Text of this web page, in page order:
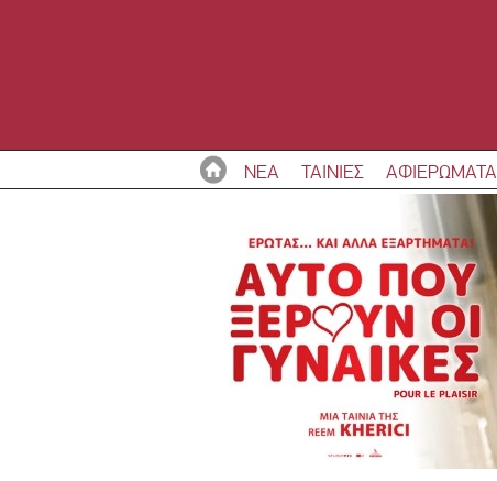
ΝΕΑ ΤΑΙΝΙΕΣ ΑΦΙΕΡΩΜΑΤΑ